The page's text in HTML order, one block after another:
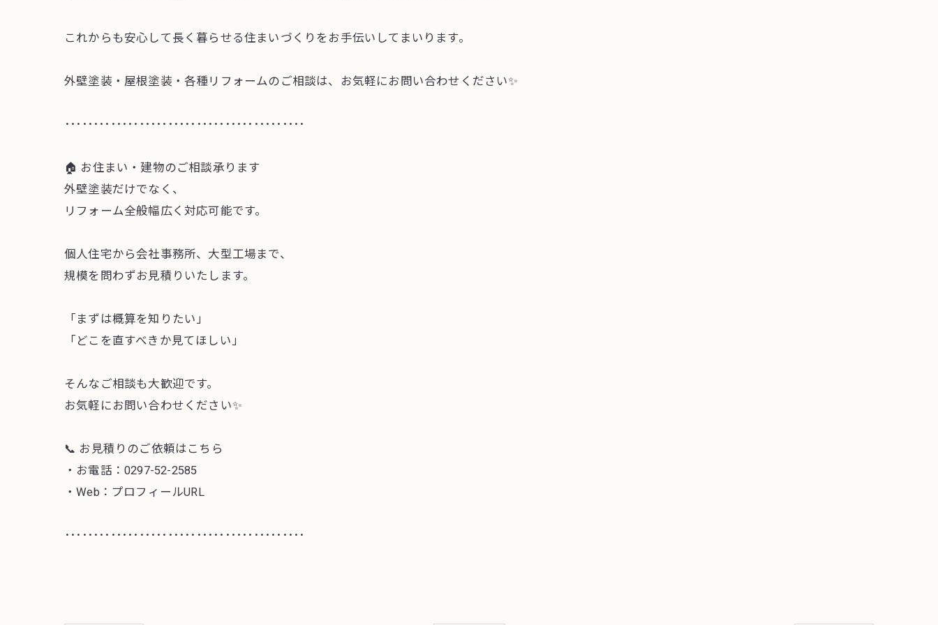
これからも安心して長く暮らせる住まいづくりをお手伝いしてまいります。
外壁塗装・屋根塗装・各種リフォームのご相談は、お気軽にお問い合わせください✨
･･････････････････････････････････････････
🏠 お住まい・建物のご相談承ります
外壁塗装だけでなく、
リフォーム全般幅広く対応可能です。
個人住宅から会社事務所、大型工場まで、
規模を問わずお見積りいたします。
「まずは概算を知りたい」
「どこを直すべきか見てほしい」
そんなご相談も大歓迎です。
お気軽にお問い合わせください✨
📞 お見積りのご依頼はこちら
・お電話：0297-52-2585
・Web：プロフィールURL
･･････････････････････････････････････････